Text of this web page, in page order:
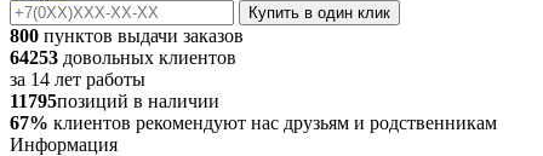
Купить в один клик
800 пунктов выдачи заказов
64253 довольных клиентов
за 14 лет работы
11795позиций в наличии
67% клиентов рекомендуют нас друзьям и родственникам
Информация